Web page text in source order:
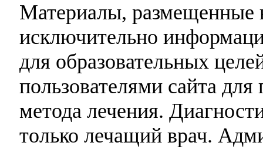
Материалы, размещенные
исключительно
для образовательных
пользователями сайта
метода лечения.
только лечащий врач.